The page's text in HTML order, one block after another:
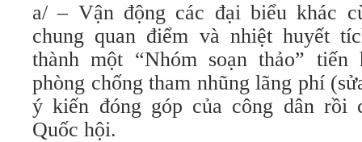
a/ – Vận động các đại biểu khác
chung quan điểm và nhiệt huyết
thành một “Nhóm soạn thảo” tiến
phòng chống tham nhũng lãng phí
ý kiến đóng góp của công dân rồi
Quốc hội.